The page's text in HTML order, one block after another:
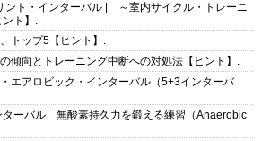
ト・インターバル | ～室内サイクル・トレーニ
ント】.
トップ5【ヒント】.
傾向とトレーニング中断への対処法【ヒント】.
エアロビック・インターバル（5+3インターバ
ターバル 無酸素持久力を鍛える練習（Anaerobic